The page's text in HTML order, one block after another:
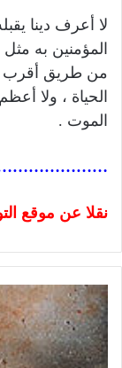
لا أعرف دينا
المؤمنين به
من طريق أقرب
الحياة ، ولا
الموت .
نقلا عن موقع